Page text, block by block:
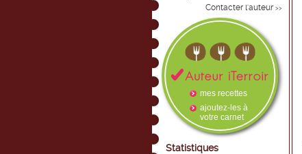
Contacter l'auteur >>
mes recettes
ajoutez-les à
votre carnet
Statistiques